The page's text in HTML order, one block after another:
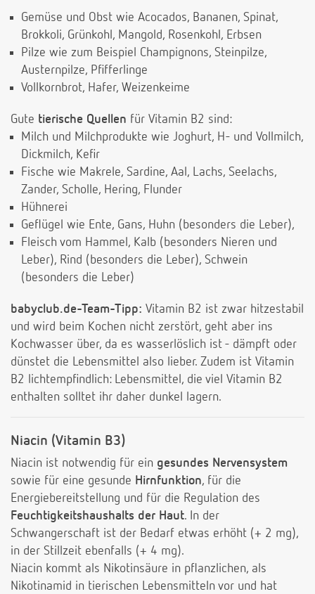
Gemüse und Obst wie Acocados, Bananen, Spinat,
Brokkoli, Grünkohl, Mangold, Rosenkohl, Erbsen
Pilze wie zum Beispiel Champignons, Steinpilze,
Austernpilze, Pfifferlinge
Vollkornbrot, Hafer, Weizenkeime
Gute tierische Quellen für Vitamin B2 sind:
Milch und Milchprodukte wie Joghurt, H- und Vollmilch,
Dickmilch, Kefir
Fische wie Makrele, Sardine, Aal, Lachs, Seelachs,
Zander, Scholle, Hering, Flunder
Hühnerei
Geflügel wie Ente, Gans, Huhn (besonders die Leber),
Fleisch vom Hammel, Kalb (besonders Nieren und
Leber), Rind (besonders die Leber), Schwein
(besonders die Leber)
babyclub.de-Team-Tipp: Vitamin B2 ist zwar hitzestabil
und wird beim Kochen nicht zerstört, geht aber ins
Kochwasser über, da es wasserlöslich ist - dämpft oder
dünstet die Lebensmittel also lieber. Zudem ist Vitamin
B2 lichtempfindlich: Lebensmittel, die viel Vitamin B2
enthalten solltet ihr daher dunkel lagern.
Niacin (Vitamin B3)
Niacin ist notwendig für ein gesundes Nervensystem
sowie für eine gesunde Hirnfunktion, für die
Energiebereitstellung und für die Regulation des
Feuchtigkeitshaushalts der Haut. In der
Schwangerschaft ist der Bedarf etwas erhöht (+ 2 mg),
in der Stillzeit ebenfalls (+ 4 mg).
Niacin kommt als Nikotinsäure in pflanzlichen, als
Nikotinamid in tierischen Lebensmitteln vor und hat